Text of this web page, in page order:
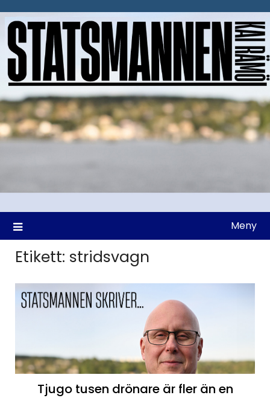
till
Meny
Etikett: stridsvagn
Tjugo tusen drönare är fler än en